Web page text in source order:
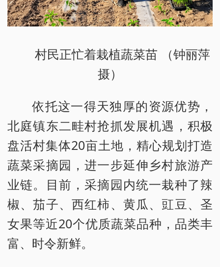
村民正忙着栽植蔬菜苗 （钟丽萍
摄）
依托这一得天独厚的资源优势，
北庭镇东二畦村抢抓发展机遇，积极
盘活村集体20亩土地，精心规划打造
蔬菜采摘园，进一步延伸乡村旅游产
业链。目前，采摘园内统一栽种了辣
椒、茄子、西红柿、黄瓜、豇豆、圣
女果等近20个优质蔬菜品种，品类丰
富、时令新鲜。